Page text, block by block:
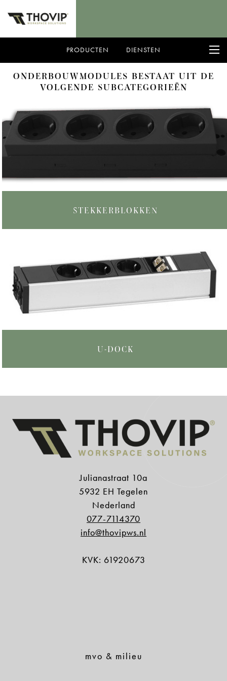
ZOEKEN
PRODUCTEN DIENSTEN
ONDERBOUWMODULES BESTAAT UIT DE
VOLGENDE SUBCATEGORIEËN
STEKKERBLOKKEN
U-DOCK
Julianastraat 10a
5932 EH Tegelen
Nederland
077-7114370
info@thovipws.nl
KVK: 61920673
mvo & milieu